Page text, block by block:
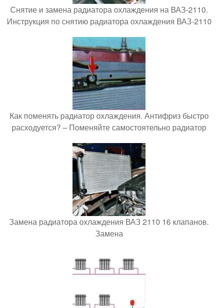
Снятие и замена радиатора охлаждения на ВАЗ-2110.
Инструкция по снятию радиатора охлаждения ВАЗ-2110
Как поменять радиатор охлаждения. Антифриз быстро
расходуется? – Поменяйте самостоятельно радиатор
Замена радиатора охлаждения ВАЗ 2110 16 клапанов.
Замена